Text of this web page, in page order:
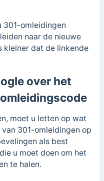
301-omleidingen
naar de nieuwe
kleiner dat de linkende
over het
moet u letten op wat
301-omleidingen op
als best
u moet doen om het
te halen.